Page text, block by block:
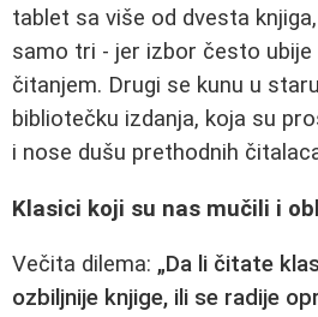
tablet sa više od dvesta
samo tri - jer izbor često ubije
čitanjem. Drugi se kunu u
bibliotečku izdanja, koja su
i nose dušu prethodnih
Klasici koji su nas mučili i
Večita dilema: „Da li čitate
ozbiljnije knjige, ili se radije